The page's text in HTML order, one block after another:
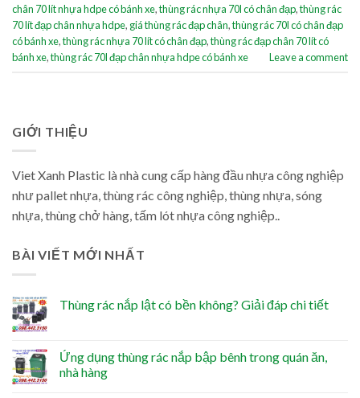
chân 70 lít nhựa hdpe có bánh xe,thùng rác nhựa 70l có chân đạp,thùng rác
70 lít đạp chân nhựa hdpe, giá thùng rác đạp chân,thùng rác 70l có chân đạp
có bánh xe,thùng rác nhựa 70 lít có chân đạp,thùng rác đạp chân 70 lít có
bánh xe,thùng rác 70l đạp chân nhựa hdpe có bánh xe Leave a comment
GIỚI THIỆU
Viet Xanh Plastic là nhà cung cấp hàng đầu nhựa công nghiệp
như pallet nhựa, thùng rác công nghiệp, thùng nhựa, sóng
nhựa, thùng chở hàng, tấm lót nhựa công nghiệp..
BÀI VIẾT MỚI NHẤT
Thùng rác nắp lật có bền không? Giải đáp chi tiết
Ứng dụng thùng rác nắp bập bênh trong quán ăn,
nhà hàng